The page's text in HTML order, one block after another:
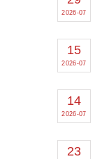
2026-07
15
2026-07
14
2026-07
23